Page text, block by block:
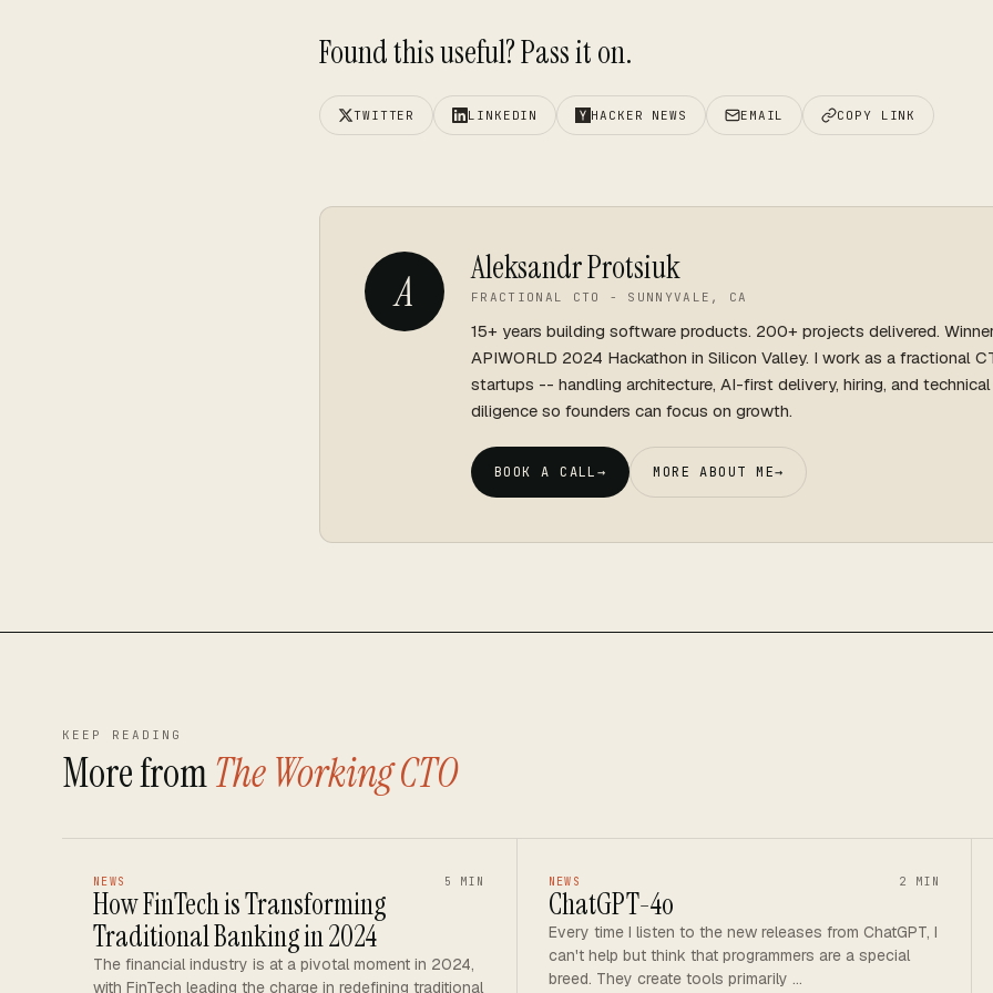
Found this useful? Pass it on.
TWITTER LINKEDIN HACKER NEWS EMAIL COPY LINK
A Aleksandr Protsiuk
FRACTIONAL CTO - SUNNYVALE, CA
15+ years building software products. 200+ projects delivered.
APIWORLD 2024 Hackathon in Silicon Valley. I work as a fractional
startups -- handling architecture, AI-first delivery, hiring, and
diligence so founders can focus on growth.
BOOK A CALL→ MORE ABOUT ME→
KEEP READING
More fromThe Working CTO
NEWS 5 MIN
How FinTech is Transforming
Traditional Banking in 2024
The financial industry is at a pivotal moment in 2024,
with FinTech leading the charge in redefining traditional
NEWS 2 MIN
ChatGPT-4o
Every time I listen to the new releases from ChatGPT, I
can't help but think that programmers are a special
breed. They create tools primarily …